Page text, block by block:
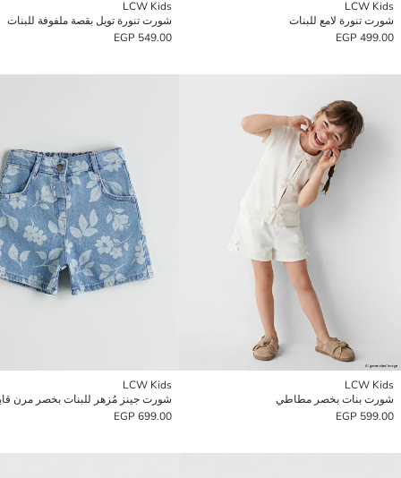
LCW Kids
شورت تنورة لامع للبنات
499.00 EGP
LCW Kids
شورت تنورة تويل بقصة ملفوفة للبنات
549.00 EGP
LCW Kids
شورت بنات بخصر مطاطي
599.00 EGP
LCW Kids
699.00 EGP